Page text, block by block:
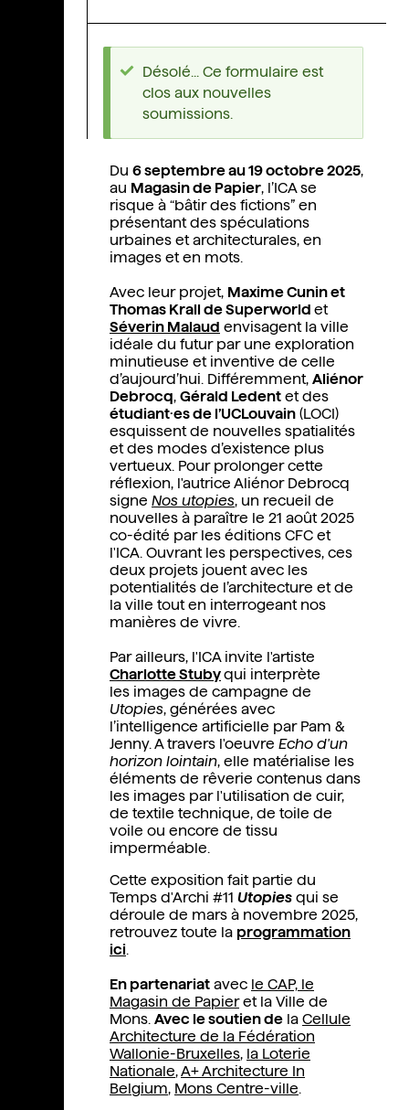
Du 6 septembre au 19 octobre 2025,
au Magasin de Papier, l’ICA se
risque à “bâtir des fictions” en
présentant des spéculations
urbaines et architecturales, en
images et en mots.
Avec leur projet, Maxime Cunin et
Thomas Krall de Superworld et
Séverin Malaud envisagent la ville
idéale du futur par une exploration
minutieuse et inventive de celle
d’aujourd’hui. Différemment, Aliénor
Debrocq, Gérald Ledent et des
étudiant·es de l’UCLouvain (LOCI)
esquissent de nouvelles spatialités
et des modes d’existence plus
vertueux. Pour prolonger cette
réflexion, l'autrice Aliénor Debrocq
signe Nos utopies, un recueil de
nouvelles à paraître le 21 août 2025
co-édité par les éditions CFC et
l'ICA. Ouvrant les perspectives, ces
deux projets jouent avec les
potentialités de l’architecture et de
la ville tout en interrogeant nos
manières de vivre.
Par ailleurs, l'ICA invite l'artiste
Charlotte Stubyqui interprète
les images de campagne de
Utopies, générées avec
l’intelligence artificielle par Pam &
Jenny. A travers l'oeuvre Echo d'un
horizon lointain, elle matérialise les
éléments de rêverie contenus dans
les images par l'utilisation de cuir,
de textile technique, de toile de
voile ou encore de tissu
imperméable.
Cette exposition fait partie du
Temps d'Archi #11 Utopies qui se
déroule de mars à novembre 2025,
retrouvez toute la programmation
ici.
En partenariat avec le CAP, le
Magasin de Papieret la Ville de
Mons. Avec le soutien de la Cellule
Architecture de la Fédération
Wallonie-Bruxelles, la Loterie
Nationale,A+ Architecture In
Belgium, Mons Centre-ville.
Désolé... Ce formulaire est
clos aux nouvelles
soumissions.